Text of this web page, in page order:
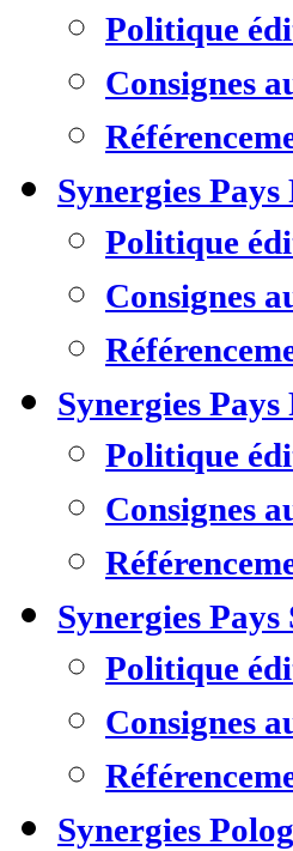
Politique
Consignes
Synergies
Politique
Consignes
Synergies
Politique
Consignes
Synergies Pays
Politique
Consignes
Synergies